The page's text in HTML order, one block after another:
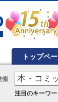
トップペ
注目のキーワー